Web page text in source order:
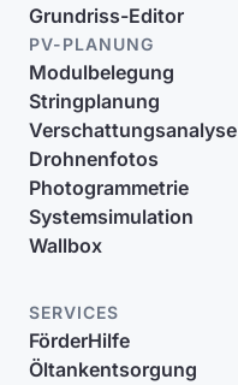
Grundriss-Editor
PV-PLANUNG
Modulbelegung
Stringplanung
Verschattungsanalyse
Drohnenfotos
Photogrammetrie
Systemsimulation
Wallbox
SERVICES
FörderHilfe
Öltankentsorgung